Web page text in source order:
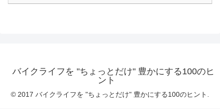
バイクライフを "ちょっとだけ" 豊かにする100のヒ
ント
© 2017 バイクライフを "ちょっとだけ" 豊かにする100のヒント.